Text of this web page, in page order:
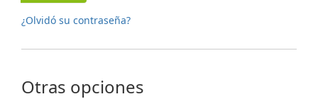
¿Olvidó su contraseña?
Otras opciones